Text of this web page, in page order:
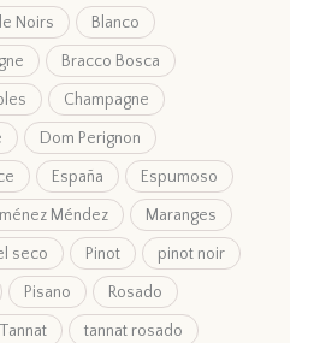
Noirs
Blanco
Bracco Bosca
Champagne
Dom Perignon
España
Espumoso
Méndez
Maranges
seco Pinot
pinot noir
Pisano
Rosado
Tannat
tannat rosado